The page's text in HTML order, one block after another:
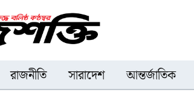
রাজনীতি সারাদেশ আন্তর্জাতিক